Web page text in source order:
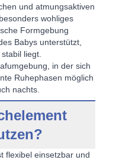
und atmungsaktiven
wohliges
Formgebung
Babys unterstützt,
liegt.
in der sich
Ruhephasen möglich
nachts.
flexibel einsetzbar und